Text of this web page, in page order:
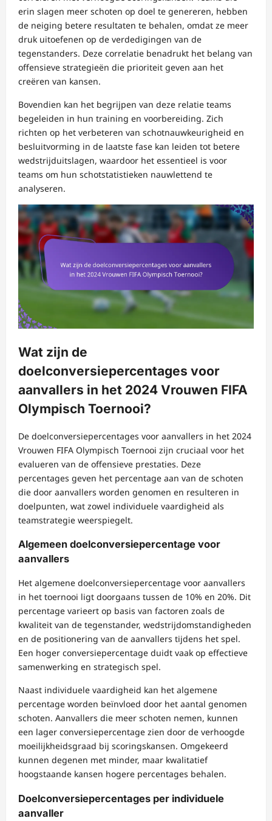
erin slagen meer schoten op doel te genereren, hebben
de neiging betere resultaten te behalen, omdat ze meer
druk uitoefenen op de verdedigingen van de
tegenstanders. Deze correlatie benadrukt het belang van
offensieve strategieën die prioriteit geven aan het
creëren van kansen.
Bovendien kan het begrijpen van deze relatie teams
begeleiden in hun training en voorbereiding. Zich
richten op het verbeteren van schotnauwkeurigheid en
besluitvorming in de laatste fase kan leiden tot betere
wedstrijduitslagen, waardoor het essentieel is voor
teams om hun schotstatistieken nauwlettend te
analyseren.
Wat zijn de
doelconversiepercentages voor
aanvallers in het 2024 Vrouwen FIFA
Olympisch Toernooi?
De doelconversiepercentages voor aanvallers in het 2024
Vrouwen FIFA Olympisch Toernooi zijn cruciaal voor het
evalueren van de offensieve prestaties. Deze
percentages geven het percentage aan van de schoten
die door aanvallers worden genomen en resulteren in
doelpunten, wat zowel individuele vaardigheid als
teamstrategie weerspiegelt.
Algemeen doelconversiepercentage voor
aanvallers
Het algemene doelconversiepercentage voor aanvallers
in het toernooi ligt doorgaans tussen de 10% en 20%. Dit
percentage varieert op basis van factoren zoals de
kwaliteit van de tegenstander, wedstrijdomstandigheden
en de positionering van de aanvallers tijdens het spel.
Een hoger conversiepercentage duidt vaak op effectieve
samenwerking en strategisch spel.
Naast individuele vaardigheid kan het algemene
percentage worden beïnvloed door het aantal genomen
schoten. Aanvallers die meer schoten nemen, kunnen
een lager conversiepercentage zien door de verhoogde
moeilijkheidsgraad bij scoringskansen. Omgekeerd
kunnen degenen met minder, maar kwalitatief
hoogstaande kansen hogere percentages behalen.
Doelconversiepercentages per individuele
aanvaller